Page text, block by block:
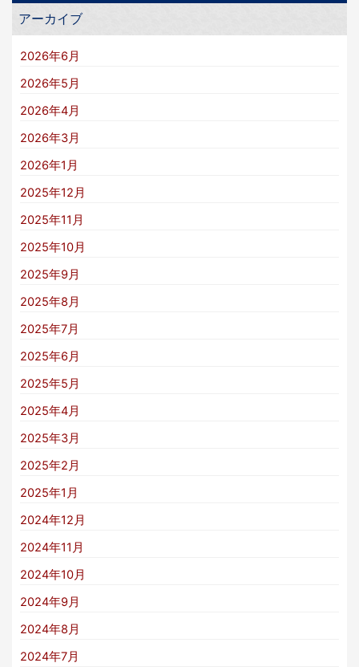
アーカイブ
2026年6月
2026年5月
2026年4月
2026年3月
2026年1月
2025年12月
2025年11月
2025年10月
2025年9月
2025年8月
2025年7月
2025年6月
2025年5月
2025年4月
2025年3月
2025年2月
2025年1月
2024年12月
2024年11月
2024年10月
2024年9月
2024年8月
2024年7月